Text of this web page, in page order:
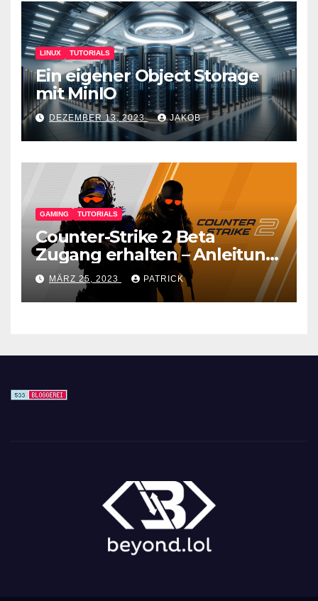
LINUX TUTORIALS
Ein eigener Object Storage
mit MinIO
DEZEMBER 13, 2023 JAKOB
GAMING TUTORIALS
Counter-Strike 2 Beta
Zugang erhalten – Anleitung
für den CS GO Nachfolger
MÄRZ 25, 2023 PATRICK